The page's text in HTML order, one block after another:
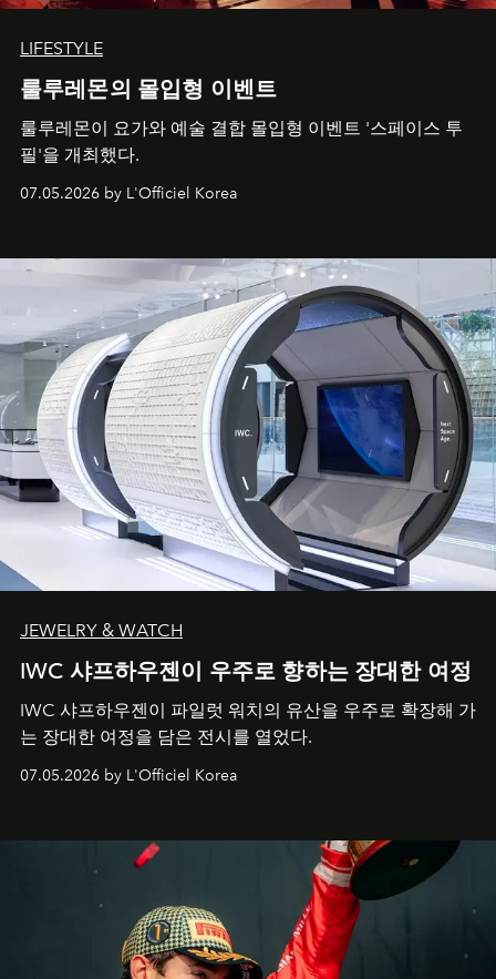
LIFESTYLE
룰루레몬의 몰입형 이벤트
룰루레몬이 요가와 예술 결합 몰입형 이벤트 '스페이스 투
필'을 개최했다.
07.05.2026 by L'Officiel Korea
JEWELRY & WATCH
IWC 샤프하우젠이 우주로 향하는 장대한 여정
IWC 샤프하우젠이 파일럿 워치의 유산을 우주로 확장해 가
는 장대한 여정을 담은 전시를 열었다.
07.05.2026 by L'Officiel Korea